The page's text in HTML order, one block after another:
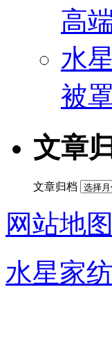
高
水
被
文章
文章归档
网站地图
水星家纺